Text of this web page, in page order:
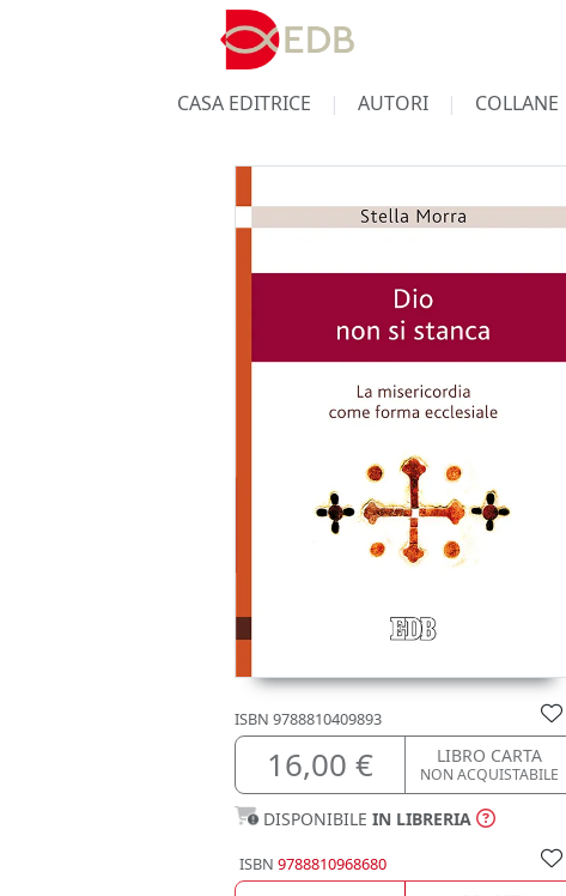
CASA EDITRICE AUTORI COLLANE
ISBN 9788810409893
16,00 € LIBRO CARTA
NON ACQUISTABILE
DISPONIBILE IN LIBRERIA
ISBN 9788810968680